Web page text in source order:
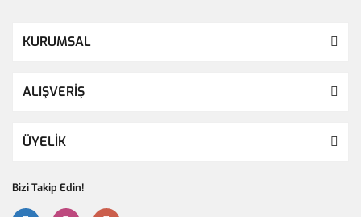
KURUMSAL
ALIŞVERİŞ
ÜYELİK
Bizi Takip Edin!